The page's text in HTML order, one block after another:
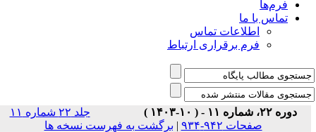
فرم‌ها
تماس با ما
اطلاعات تماس
فرم برقراری ارتباط
دوره ۲۲، شماره ۱۱ - ( ۱۰-۱۴۰۳ )
جلد ۲۲ شماره ۱۱
صفحات ۹۴۲-۹۳۴
|برگشت به فهرست نسخه ها